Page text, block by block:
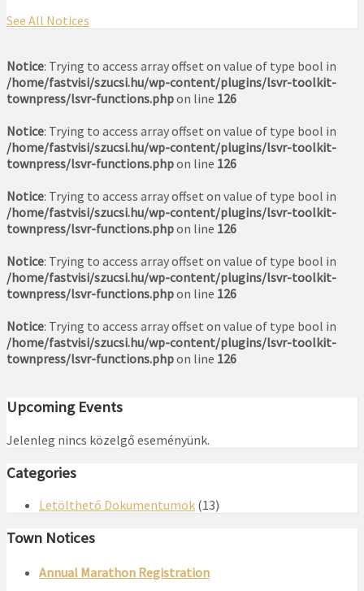
See All Notices
Notice: Trying to access array offset on value of type bool in
/home/fastvisi/szucsi.hu/wp-content/plugins/lsvr-toolkit-
townpress/lsvr-functions.phpon line 126
Notice: Trying to access array offset on value of type bool in
/home/fastvisi/szucsi.hu/wp-content/plugins/lsvr-toolkit-
townpress/lsvr-functions.phpon line 126
Notice: Trying to access array offset on value of type bool in
/home/fastvisi/szucsi.hu/wp-content/plugins/lsvr-toolkit-
townpress/lsvr-functions.phpon line 126
Notice: Trying to access array offset on value of type bool in
/home/fastvisi/szucsi.hu/wp-content/plugins/lsvr-toolkit-
townpress/lsvr-functions.phpon line 126
Notice: Trying to access array offset on value of type bool in
/home/fastvisi/szucsi.hu/wp-content/plugins/lsvr-toolkit-
townpress/lsvr-functions.phpon line 126
Upcoming Events
Jelenleg nincs közelgő eseményünk.
Categories
Letölthető Dokumentumok (13)
Town Notices
Annual Marathon Registration